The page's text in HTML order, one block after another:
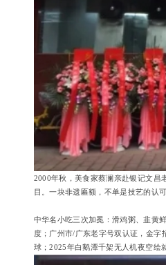
2000年秋，美食家蔡澜亲赴银记文昌
目。一块非遗匾额，不单是技艺的认
中华名小吃三次加冕：滑鸡粥、韭黄
度；广州市/广东老字号双认证，金
球；2025年白鹅潭千架无人机夜空绘